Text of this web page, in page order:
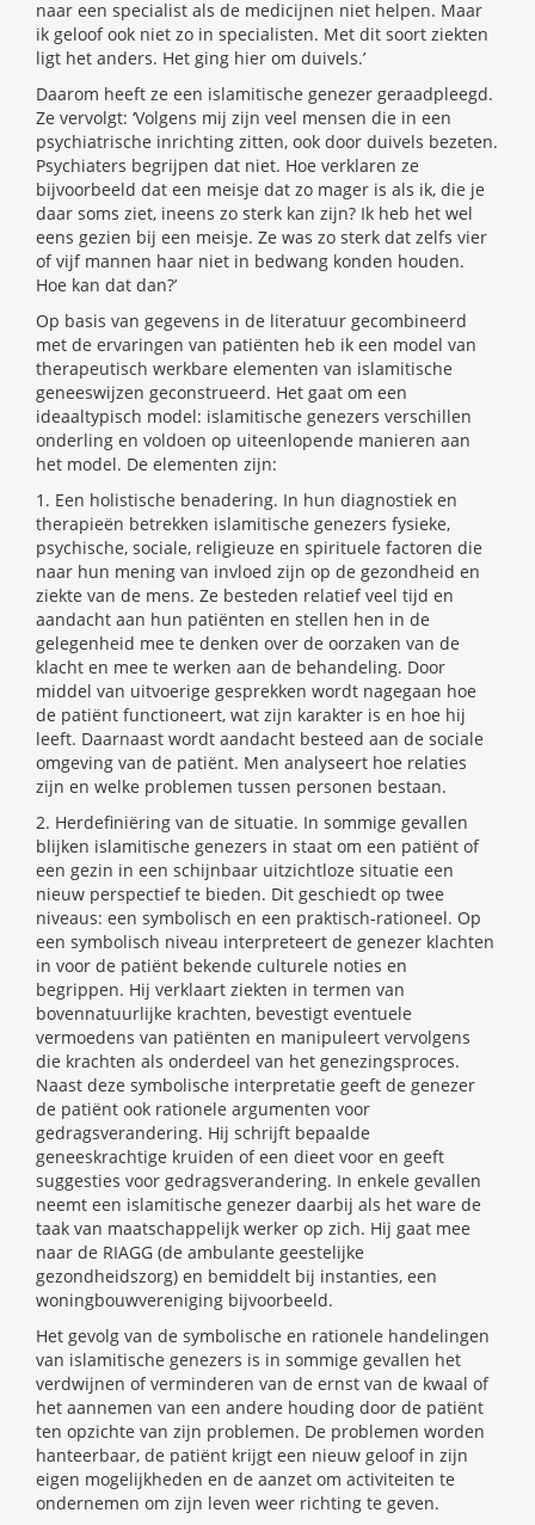
naar een specialist als de medicijnen niet helpen. Maar
ik geloof ook niet zo in specialisten. Met dit soort ziekten
ligt het anders. Het ging hier om duivels.’
Daarom heeft ze een islamitische genezer geraadpleegd.
Ze vervolgt: ‘Volgens mij zijn veel mensen die in een
psychiatrische inrichting zitten, ook door duivels bezeten.
Psychiaters begrijpen dat niet. Hoe verklaren ze
bijvoorbeeld dat een meisje dat zo mager is als ik, die je
daar soms ziet, ineens zo sterk kan zijn? Ik heb het wel
eens gezien bij een meisje. Ze was zo sterk dat zelfs vier
of vijf mannen haar niet in bedwang konden houden.
Hoe kan dat dan?’
Op basis van gegevens in de literatuur gecombineerd
met de ervaringen van patiënten heb ik een model van
therapeutisch werkbare elementen van islamitische
geneeswijzen geconstrueerd. Het gaat om een
ideaaltypisch model: islamitische genezers verschillen
onderling en voldoen op uiteenlopende manieren aan
het model. De elementen zijn:
1. Een holistische benadering. In hun diagnostiek en
therapieën betrekken islamitische genezers fysieke,
psychische, sociale, religieuze en spirituele factoren die
naar hun mening van invloed zijn op de gezondheid en
ziekte van de mens. Ze besteden relatief veel tijd en
aandacht aan hun patiënten en stellen hen in de
gelegenheid mee te denken over de oorzaken van de
klacht en mee te werken aan de behandeling. Door
middel van uitvoerige gesprekken wordt nagegaan hoe
de patiënt functioneert, wat zijn karakter is en hoe hij
leeft. Daarnaast wordt aandacht besteed aan de sociale
omgeving van de patiënt. Men analyseert hoe relaties
zijn en welke problemen tussen personen bestaan.
2. Herdefiniëring van de situatie. In sommige gevallen
blijken islamitische genezers in staat om een patiënt of
een gezin in een schijnbaar uitzichtloze situatie een
nieuw perspectief te bieden. Dit geschiedt op twee
niveaus: een symbolisch en een praktisch-rationeel. Op
een symbolisch niveau interpreteert de genezer klachten
in voor de patiënt bekende culturele noties en
begrippen. Hij verklaart ziekten in termen van
bovennatuurlijke krachten, bevestigt eventuele
vermoedens van patiënten en manipuleert vervolgens
die krachten als onderdeel van het genezingsproces.
Naast deze symbolische interpretatie geeft de genezer
de patiënt ook rationele argumenten voor
gedragsverandering. Hij schrijft bepaalde
geneeskrachtige kruiden of een dieet voor en geeft
suggesties voor gedragsverandering. In enkele gevallen
neemt een islamitische genezer daarbij als het ware de
taak van maatschappelijk werker op zich. Hij gaat mee
naar de RIAGG (de ambulante geestelijke
gezondheidszorg) en bemiddelt bij instanties, een
woningbouwvereniging bijvoorbeeld.
Het gevolg van de symbolische en rationele handelingen
van islamitische genezers is in sommige gevallen het
verdwijnen of verminderen van de ernst van de kwaal of
het aannemen van een andere houding door de patiënt
ten opzichte van zijn problemen. De problemen worden
hanteerbaar, de patiënt krijgt een nieuw geloof in zijn
eigen mogelijkheden en de aanzet om activiteiten te
ondernemen om zijn leven weer richting te geven.